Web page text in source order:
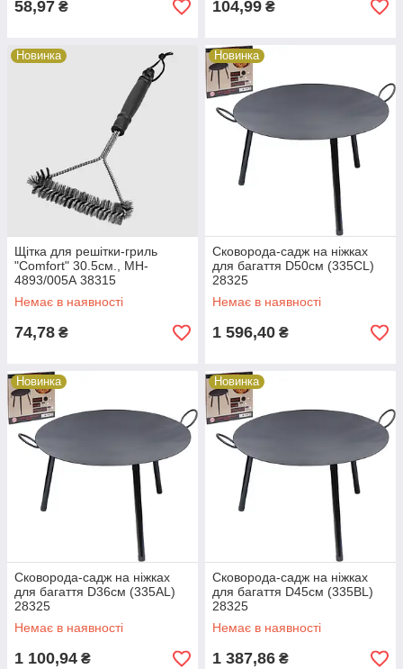
58,97 ₴ 104,99 ₴
Новинка
Щітка для решiтки-гриль
"Comfort" 30.5см., MH-
4893/005А 38315
Немає в наявності
74,78 ₴
Новинка
Сковорода-садж на ніжках
для багаття D50см (335СL)
28325
Немає в наявності
1 596,40 ₴
Новинка
Сковорода-садж на ніжках
для багаття D36см (335AL)
28325
Немає в наявності
1 100,94 ₴
Новинка
Сковорода-садж на ніжках
для багаття D45см (335BL)
28325
Немає в наявності
1 387,86 ₴